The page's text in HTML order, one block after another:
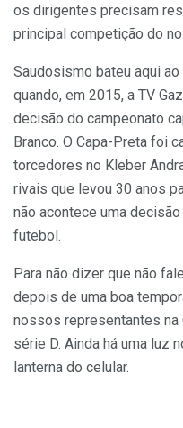
os dirigentes precisam
principal competição do
Saudosismo bateu aqui
quando, em 2015, a TV
decisão do campeonato
Branco. O Capa-Preta foi
torcedores no Kleber
rivais que levou 30 anos
não acontece uma
futebol.
Para não dizer que não
depois de uma boa
nossos representantes na
série D. Ainda há uma luz
lanterna do celular.